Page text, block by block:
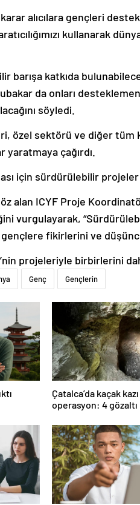
alıcılara gençleri
kullanarak
barışa katkıda
da onları
söyledi.
özel sektörü ve diğer tüm
yaratmaya çağırdı.
için sürdürülebilir
alan ICYF Proje
vurgulayarak,
fikirlerini ve
projeleriyle birbirlerini
Genç Gençlerin
Çatalca’da kaçak
operasyon: 4 gözaltı